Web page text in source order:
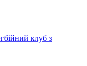
клуб з